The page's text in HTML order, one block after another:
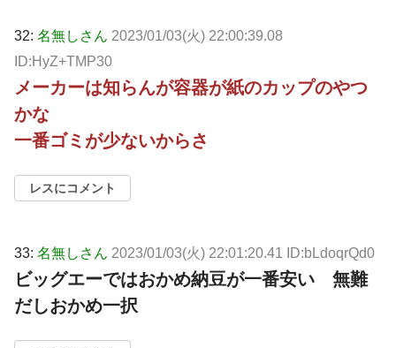
32: 名無しさん 2023/01/03(火) 22:00:39.08
ID:HyZ+TMP30
メーカーは知らんが容器が紙のカップのやつ
かな
一番ゴミが少ないからさ
レスにコメント
33: 名無しさん 2023/01/03(火) 22:01:20.41 ID:bLdoqrQd0
ビッグエーではおかめ納豆が一番安い 無難
だしおかめ一択